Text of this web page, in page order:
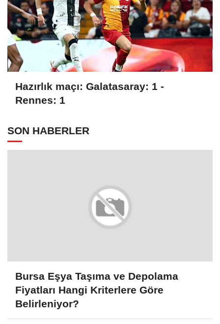
Hazırlık maçı: Galatasaray: 1 -
Rennes: 1
SON HABERLER
Bursa Eşya Taşıma ve Depolama
Fiyatları Hangi Kriterlere Göre
Belirleniyor?